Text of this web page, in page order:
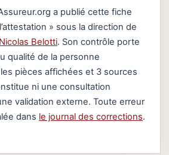
a publié cette fiche
» sous la direction de
Nicolas Belotti. Son contrôle porte
qualité de la personne
pièces affichées et 3 sources
ni une consultation
validation externe. Toute erreur
dans le journal des corrections.